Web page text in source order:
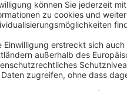
Ablauf flexibel angepasst
werden können.